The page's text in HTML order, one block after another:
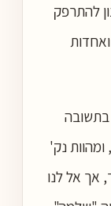
להתרפק
בתשובה
נק'
אך אל לנו